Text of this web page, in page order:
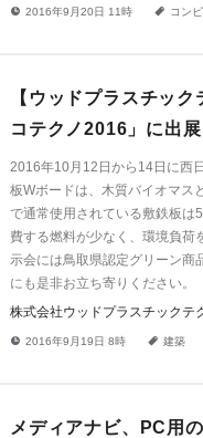
! 2016年9月20日 11時 a コン
【ウッドプラスチッ
コテクノ2016」に出
2016年10月12日から14日に西
板Wボードは、木質バイオマス
で通常使用されている敷鉄板は
費する燃料が少なく、環境負荷
示会には鳥取県認定グリーン商
にも是非お立ち寄りください。
株式会社ウッドプラスチックテ
! 2016年9月19日 8時 a 建築
メディアナビ、PC用